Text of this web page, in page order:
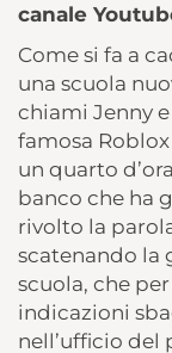
canale
Come si fa a
una scuola
chiami Jenny
famosa
un quarto
banco che ha
rivolto la
scatenando la
scuola, che
indicazioni
nell’ufficio del